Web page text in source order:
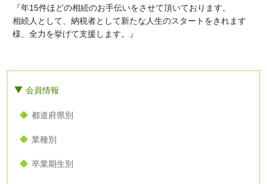
『年15件ほどの相続のお手伝いをさせて頂いております。
相続人として、納税者として新たな人生のスタートをきれます
様、全力を挙げて支援します。』
会員情報
都道府県別
業種別
卒業期生別